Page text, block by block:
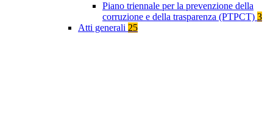
Piano triennale per la prevenzione della
corruzione e della trasparenza (PTPCT) 3
Atti generali 25